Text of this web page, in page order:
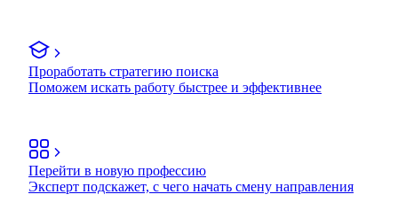
Проработать стратегию поиска
Поможем искать работу быстрее и эффективнее
Перейти в новую профессию
Эксперт подскажет, с чего начать смену направления